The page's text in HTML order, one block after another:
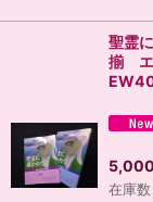
聖霊
揃 エ
5,000
在庫数